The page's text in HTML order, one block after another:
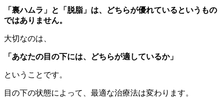
「裏ハムラ」と「脱脂」は、どちらが優れているというもの
ではありません。
大切なのは、
「あなたの目の下には、どちらが適しているか」
ということです。
目の下の状態によって、最適な治療法は変わります。